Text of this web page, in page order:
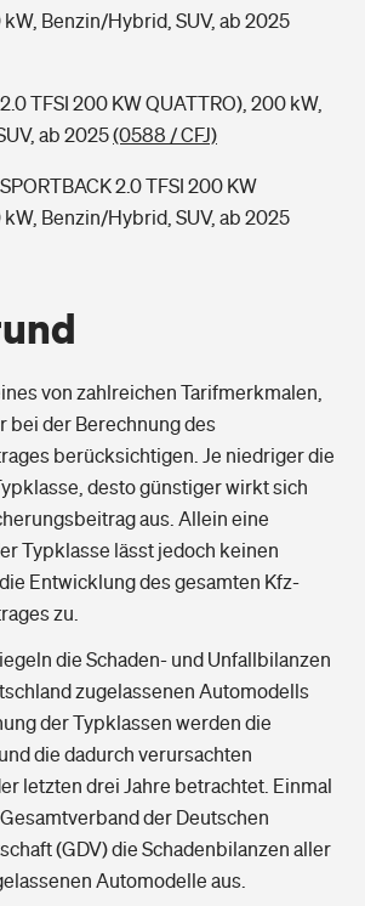
Benzin/Hybrid, SUV, ab 2025
TFSI 200 KW QUATTRO), 200 kW,
ab 2025(0588 / CFJ)
2.0 TFSI 200 KW
Benzin/Hybrid, SUV, ab 2025
von zahlreichen Tarifmerkmalen,
bei der Berechnung des
berücksichtigen. Je niedriger die
desto günstiger wirkt sich
aus. Allein eine
Typklasse lässt jedoch keinen
Entwicklung des gesamten Kfz-
zu.
die Schaden- und Unfallbilanzen
zugelassenen Automodells
der Typklassen werden die
die dadurch verursachten
letzten drei Jahre betrachtet. Einmal
der Deutschen
(GDV) die Schadenbilanzen aller
Automodelle aus.